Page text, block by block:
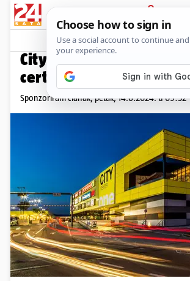
PRIJAVA
Promo sadržaj
City Center one dobitnik
certifikata
Sponzorirani članak,petak, 14.6.2024. u 09:32